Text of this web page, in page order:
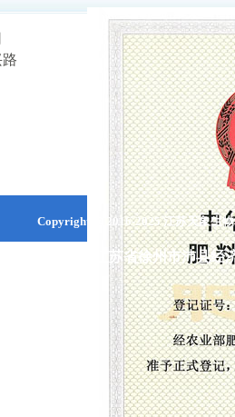
Copyright @ 2016-2025江苏天象生
联系地址：江苏省徐州市沛县经